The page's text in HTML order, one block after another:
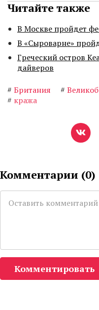
Читайте также
В Москве пройдет
В «Сыроварне»
Греческий остров
дайверов
# Британия #
# кража
Комментарии (0)
Комментировать